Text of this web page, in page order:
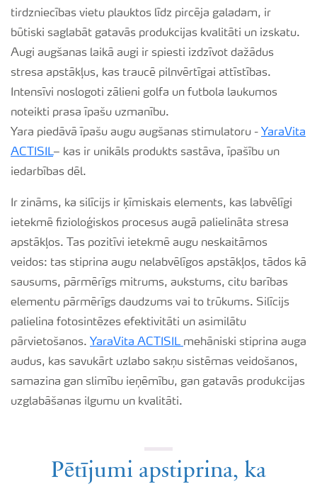
tirdzniecības vietu plauktos līdz pircēja galadam, ir
būtiski saglabāt gatavās produkcijas kvalitāti un izskatu.
Augi augšanas laikā augi ir spiesti izdzīvot dažādus
stresa apstākļus, kas traucē pilnvērtīgai attīstības.
Intensīvi noslogoti zālieni golfa un futbola laukumos
noteikti prasa īpašu uzmanību.
Yara piedāvā īpašu augu augšanas stimulatoru - YaraVita
ACTISIL– kas ir unikāls produkts sastāva, īpašību un
iedarbības dēl.
Ir zināms, ka silīcijs ir ķīmiskais elements, kas labvēlīgi
ietekmē fizioloģiskos procesus augā palielināta stresa
apstākļos. Tas pozitīvi ietekmē augu neskaitāmos
veidos: tas stiprina augu nelabvēlīgos apstākļos, tādos kā
sausums, pārmērīgs mitrums, aukstums, citu barības
elementu pārmērīgs daudzums vai to trūkums. Silīcijs
palielina fotosintēzes efektivitāti un asimilātu
pārvietošanos. YaraVita ACTISIL mehāniski stiprina auga
audus, kas savukārt uzlabo sakņu sistēmas veidošanos,
samazina gan slimību ieņēmību, gan gatavās produkcijas
uzglabāšanas ilgumu un kvalitāti.
Pētījumi apstiprina, ka